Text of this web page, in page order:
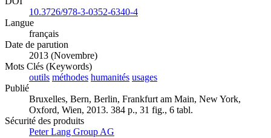
10.3726/978-3-0352-6340-4
Langue
français
Date de parution
2013 (Novembre)
Mots Clés (Keywords)
outils méthodes humanités usages
Publié
Bruxelles, Bern, Berlin, Frankfurt am Main, New York,
Oxford, Wien, 2013. 384 p., 31 fig., 6 tabl.
Sécurité des produits
Peter Lang Group AG